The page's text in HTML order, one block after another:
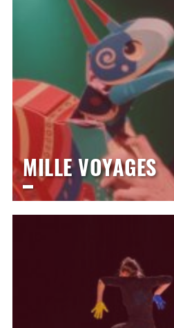
MILLE VOYAGES
24 octobre 2026
24 octobre 2026